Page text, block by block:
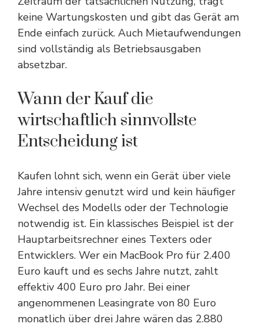
keine Wartungskosten und gibt das Gerät am
Ende einfach zurück. Auch Mietaufwendungen
sind vollständig als Betriebsausgaben
absetzbar.
Wann der Kauf die
wirtschaftlich sinnvollste
Entscheidung ist
Kaufen lohnt sich, wenn ein Gerät über viele
Jahre intensiv genutzt wird und kein häufiger
Wechsel des Modells oder der Technologie
notwendig ist. Ein klassisches Beispiel ist der
Hauptarbeitsrechner eines Texters oder
Entwicklers. Wer ein MacBook Pro für 2.400
Euro kauft und es sechs Jahre nutzt, zahlt
effektiv 400 Euro pro Jahr. Bei einer
angenommenen Leasingrate von 80 Euro
monatlich über drei Jahre wären das 2.880